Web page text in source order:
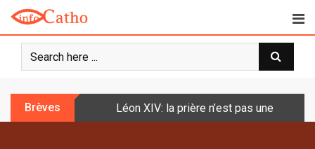
o
Brèves Léon XIV: la prière n’est pas une